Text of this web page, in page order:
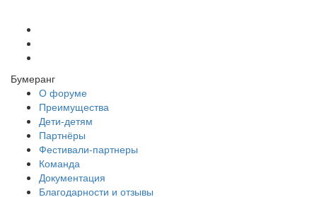
Бумеранг
О форуме
Преимущества
Дети-детям
Партнёры
Фестивали-партнеры
Команда
Документация
Благодарности и отзывы